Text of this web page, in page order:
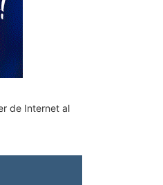
de Internet al